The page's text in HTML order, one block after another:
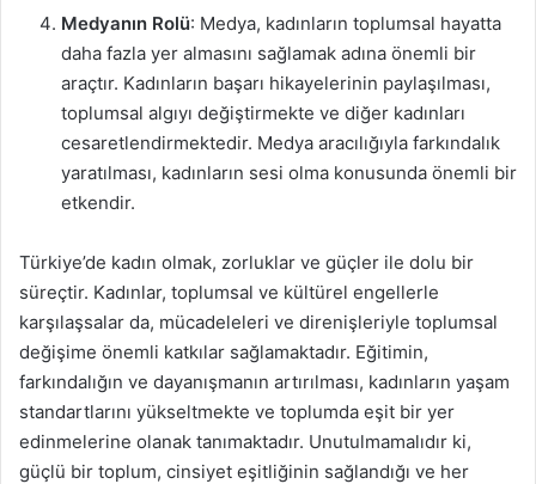
Medyanın Rolü: Medya, kadınların toplumsal hayatta
daha fazla yer almasını sağlamak adına önemli bir
araçtır. Kadınların başarı hikayelerinin paylaşılması,
toplumsal algıyı değiştirmekte ve diğer kadınları
cesaretlendirmektedir. Medya aracılığıyla farkındalık
yaratılması, kadınların sesi olma konusunda önemli bir
etkendir.
Türkiye’de kadın olmak, zorluklar ve güçler ile dolu bir
süreçtir. Kadınlar, toplumsal ve kültürel engellerle
karşılaşsalar da, mücadeleleri ve direnişleriyle toplumsal
değişime önemli katkılar sağlamaktadır. Eğitimin,
farkındalığın ve dayanışmanın artırılması, kadınların yaşam
standartlarını yükseltmekte ve toplumda eşit bir yer
edinmelerine olanak tanımaktadır. Unutulmamalıdır ki,
güçlü bir toplum, cinsiyet eşitliğinin sağlandığı ve her